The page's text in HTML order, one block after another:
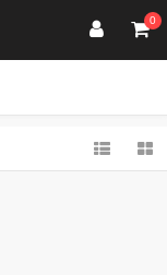
0